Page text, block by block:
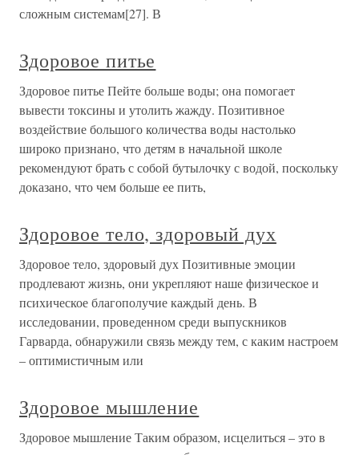
сложным системам[27]. В
Здоровое питье
Здоровое питье Пейте больше воды; она помогает
вывести токсины и утолить жажду. Позитивное
воздействие большого количества воды настолько
широко признано, что детям в начальной школе
рекомендуют брать с собой бутылочку с водой, поскольку
доказано, что чем больше ее пить,
Здоровое тело, здоровый дух
Здоровое тело, здоровый дух Позитивные эмоции
продлевают жизнь, они укрепляют наше физическое и
психическое благополучие каждый день. В
исследовании, проведенном среди выпускников
Гарварда, обнаружили связь между тем, с каким настроем
– оптимистичным или
Здоровое мышление
Здоровое мышление Таким образом, исцелиться – это в